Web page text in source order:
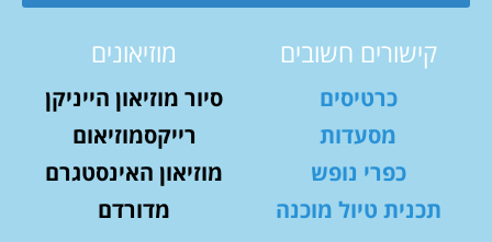
קישורים חשובים
כרטיסים
מסעדות
כפרי נופש
תכנית טיול מוכנה
מוזיאונים
סיור מוזיאון הייניקן
רייקסמוזיאום
מוזיאון האינסטגרם
מדורדם